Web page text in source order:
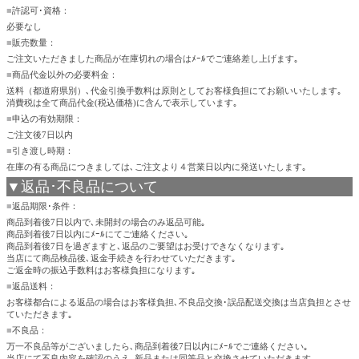
■許認可･資格：
必要なし
■販売数量：
ご注文いただきました商品が在庫切れの場合はﾒｰﾙでご連絡差し上げます｡
■商品代金以外の必要料金：
送料（都道府県別）､代金引換手数料は原則としてお客様負担にてお願いいたします｡
消費税は全て商品代金(税込価格)に含んで表示しています｡
■申込の有効期限：
ご注文後7日以内
■引き渡し時期：
在庫の有る商品につきましては､ご注文より４営業日以内に発送いたします｡
▼返品･不良品について
■返品期限･条件：
商品到着後7日以内で､未開封の場合のみ返品可能｡
商品到着後7日以内にﾒｰﾙにてご連絡ください｡
商品到着後7日を過ぎますと､返品のご要望はお受けできなくなります｡
当店にて商品検品後､返金手続きを行わせていただきます｡
ご返金時の振込手数料はお客様負担になります｡
■返品送料：
お客様都合による返品の場合はお客様負担､不良品交換･誤品配送交換は当店負担とさせ
ていただきます｡
■不良品：
万一不良品等がございましたら､商品到着後7日以内にﾒｰﾙでご連絡ください｡